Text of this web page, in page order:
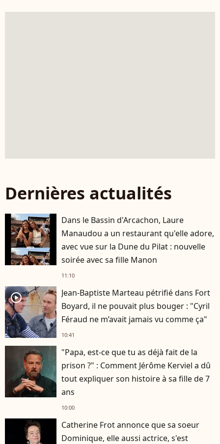
Dernières actualités
Dans le Bassin d'Arcachon, Laure
Manaudou a un restaurant qu'elle adore,
avec vue sur la Dune du Pilat : nouvelle
soirée avec sa fille Manon
11:10
player2
Jean-Baptiste Marteau pétrifié dans Fort
Boyard, il ne pouvait plus bouger : "Cyril
Féraud ne m’avait jamais vu comme ça"
10:41
"Papa, est-ce que tu as déjà fait de la
prison ?" : Comment Jérôme Kerviel a dû
tout expliquer son histoire à sa fille de 7
ans
10:00
Catherine Frot annonce que sa soeur
Dominique, elle aussi actrice, s'est